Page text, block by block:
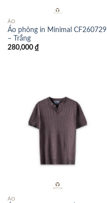
ÁO
Áo phông in Minimal CF260729
– Trắng
280,000 ₫
ÁO